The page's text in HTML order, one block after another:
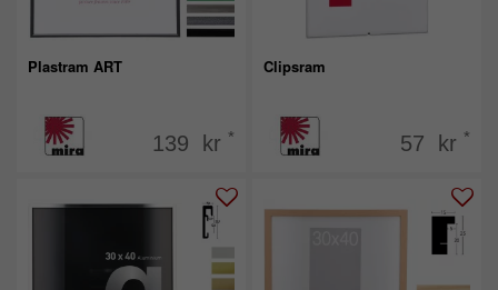
Plastram ART
139 kr *
Clipsram
57 kr *